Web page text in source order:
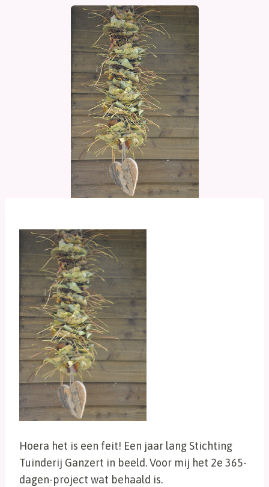
Hoera het is een feit! Een jaar lang Stichting
Tuinderij Ganzert in beeld. Voor mij het 2e 365-
dagen-project wat behaald is.